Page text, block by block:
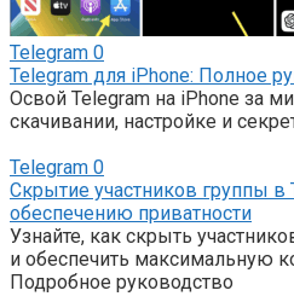
Telegram 0
Telegram для iPhone: Полное
Освой Telegram на iPhone за
скачивании, настройке и
Telegram 0
Скрытие участников группы в
обеспечению приватности
Узнайте, как скрыть
и обеспечить максимальную
Подробное руководство